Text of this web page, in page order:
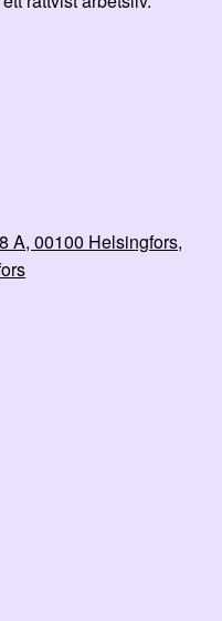
A, 00100 Helsingfors,